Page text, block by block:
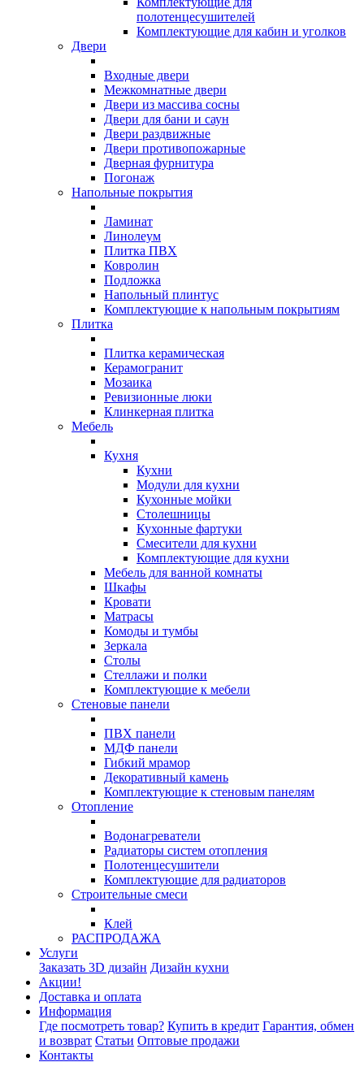
полотенцесушителей
Комплектующие для кабин и уголков
Двери
Входные двери
Межкомнатные двери
Двери из массива сосны
Двери для бани и саун
Двери раздвижные
Двери противопожарные
Дверная фурнитура
Погонаж
Напольные покрытия
Ламинат
Линолеум
Плитка ПВХ
Ковролин
Подложка
Напольный плинтус
Комплектующие к напольным покрытиям
Плитка
Плитка керамическая
Керамогранит
Мозаика
Ревизионные люки
Клинкерная плитка
Мебель
Кухня
Кухни
Модули для кухни
Кухонные мойки
Столешницы
Кухонные фартуки
Смесители для кухни
Комплектующие для кухни
Мебель для ванной комнаты
Шкафы
Кровати
Матрасы
Комоды и тумбы
Зеркала
Столы
Стеллажи и полки
Комплектующие к мебели
Стеновые панели
ПВХ панели
МДФ панели
Гибкий мрамор
Декоративный камень
Комплектующие к стеновым панелям
Отопление
Водонагреватели
Радиаторы систем отопления
Полотенцесушители
Комплектующие для радиаторов
Строительные смеси
Клей
РАСПРОДАЖА
Услуги
Заказать 3D дизайн Дизайн кухни
Акции!
Доставка и оплата
Информация
Где посмотреть товар? Купить в кредит Гарантия, обмен
и возврат Статьи Оптовые продажи
Контакты